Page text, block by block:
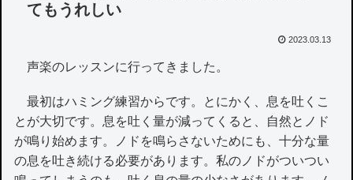
てもうれしい
2023.03.13
声楽のレッスンに行ってきました。
最初はハミング練習からです。とにかく、息を吐くこ
とが大切です。息を吐く量が減ってくると、自然とノド
が鳴り始めます。ノドを鳴らさないためにも、十分な量
の息を吐き続ける必要があります。私のノドがついつい